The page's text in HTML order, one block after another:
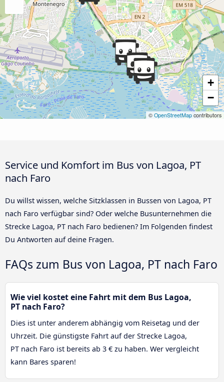
+
−
© OpenStreetMap contributors
Service und Komfort im Bus von Lagoa, PT
nach Faro
Du willst wissen, welche Sitzklassen in Bussen von Lagoa, PT
nach Faro verfügbar sind? Oder welche Busunternehmen die
Strecke Lagoa, PT nach Faro bedienen? Im Folgenden findest
Du Antworten auf deine Fragen.
FAQs zum Bus von Lagoa, PT nach Faro
Wie viel kostet eine Fahrt mit dem Bus Lagoa,
PT nach Faro?
Dies ist unter anderem abhängig vom Reisetag und der
Uhrzeit. Die günstigste Fahrt auf der Strecke Lagoa,
PT nach Faro ist bereits ab 3 € zu haben. Wer vergleicht
kann Bares sparen!